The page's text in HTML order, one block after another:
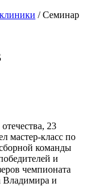
/ Семинар
23
мастер-класс по
команды
и
чемпионата
и